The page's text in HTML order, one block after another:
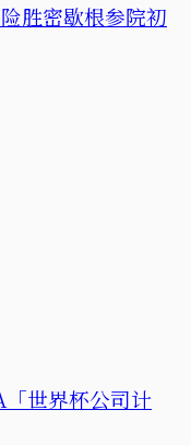
胜密歇根参院初
世界杯公司计